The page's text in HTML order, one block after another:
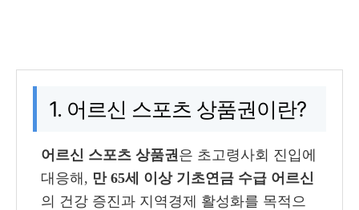
1. 어르신 스포츠 상품권이란?
어르신 스포츠 상품권은 초고령사회 진입에
대응해, 만 65세 이상 기초연금 수급 어르신
의 건강 증진과 지역경제 활성화를 목적으